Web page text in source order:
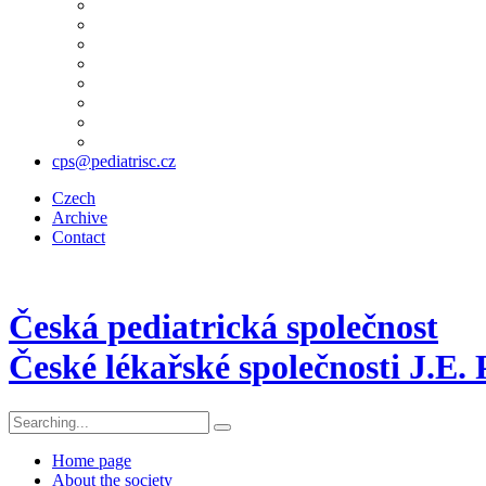
cps@pediatrisc.cz
Czech
Archive
Contact
Česká pediatrická společnost
České lékařské společnosti J.E.
Home page
About the society